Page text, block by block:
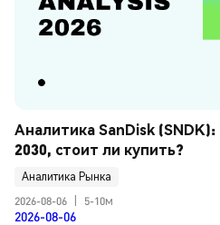
Аналитика SanDisk
2030, стоит ли купить?
Аналитика Рынка
2026-08-06
5-10м
2026-08-06